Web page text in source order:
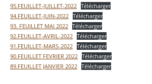
95.FEUILLET-JUILLET-2022 Télécharger
94.FEUILLET-JUIN-2022 Télécharger
93. FEUILLET MAI 2022 Télécharger
92.FEUILLET-AVRIL-2022 Télécharger
91.FEUILLET-MARS-2022 Télécharger
90.FEUILLET FEVRIER 2022 Télécharger
89.FEUILLET JANVIER 2022 Télécharger